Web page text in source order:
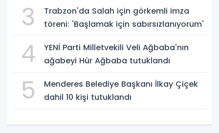
3
Trabzon'da Salah için görkemli imza
töreni: 'Başlamak için sabırsızlanıyorum'
4
YENİ Parti Milletvekili Veli Ağbaba'nın
ağabeyi Hür Ağbaba tutuklandı
5
Menderes Belediye Başkanı İlkay Çiçek
dahil 10 kişi tutuklandı